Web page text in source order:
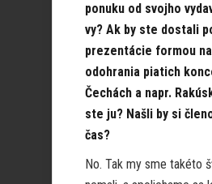
ponuku od svojho
vy? Ak by ste dostali
prezentácie formou
odohrania piatich
Čechách a napr.
ste ju? Našli by si
čas?
No. Tak my sme takéto